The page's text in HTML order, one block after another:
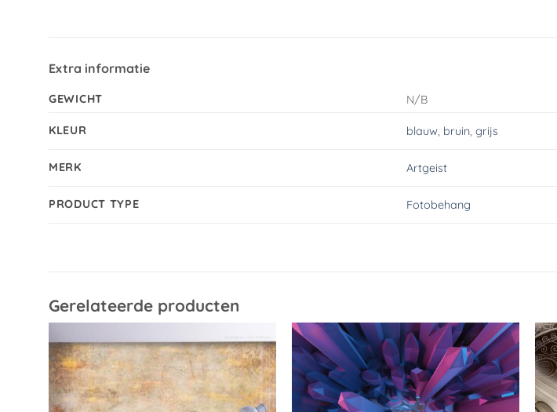
Extra informatie
GEWICHT N/B
KLEUR blauw, bruin,grijs
MERK Artgeist
PRODUCT TYPE Fotobehang
Gerelateerde producten
Toevoegen
aan
verlanglijst
Toevoegen
aan
verlanglijst